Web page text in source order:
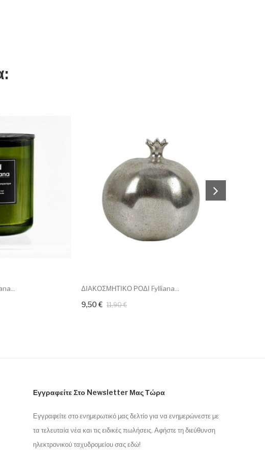
ΔΙΑΚΟΣΜΗΤΙΚΟ ΡΟΔΙ Fylliana...
9,50 € 11,90 €
Εγγραφείτε Στο Newsletter Μας Τώρα
Εγγραφείτε στο ενημερωτικό μας δελτίο για να ενημερώνεστε με
τα τελευταία νέα και τις ειδικές πωλήσεις. Αφήστε τη διεύθυνση
ηλεκτρονικού ταχυδρομείου σας εδώ!